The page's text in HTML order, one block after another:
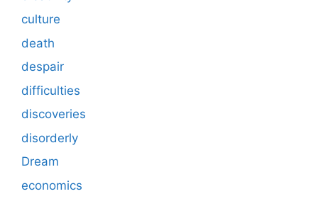
culture
death
despair
difficulties
discoveries
disorderly
Dream
economics